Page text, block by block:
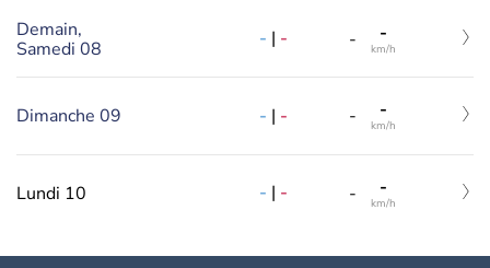
Demain,
Samedi 08
- | - - -
km/h
Dimanche 09 - | - - -
km/h
Lundi 10 - | - - -
km/h